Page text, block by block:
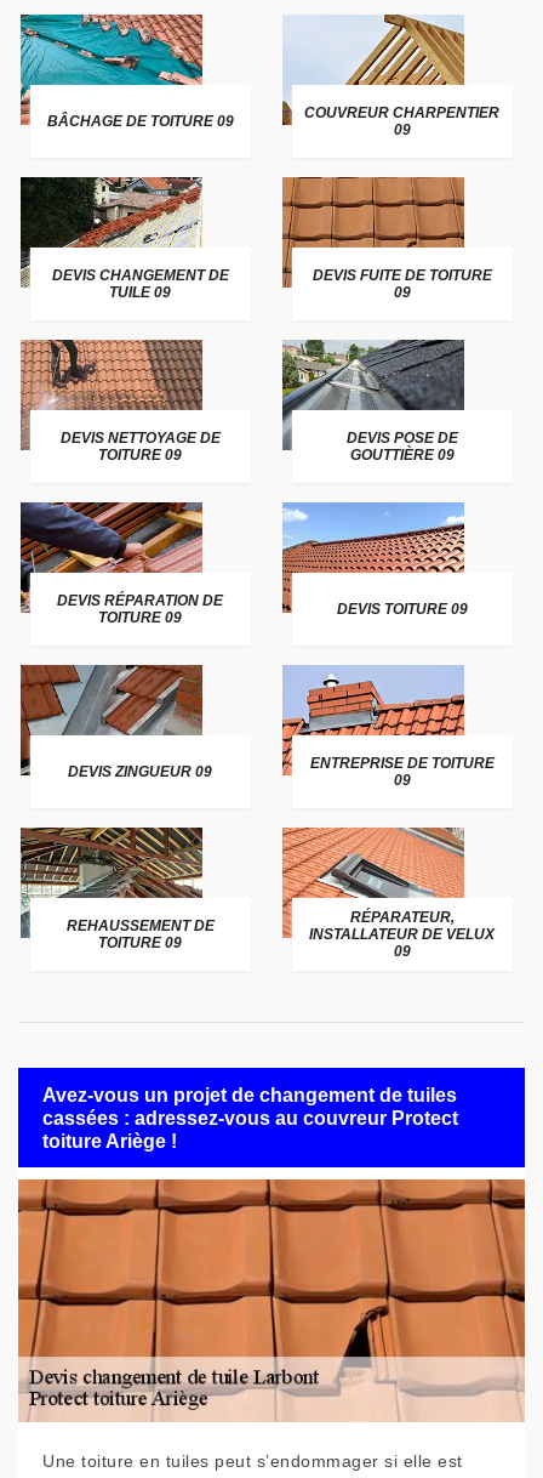
BÂCHAGE DE TOITURE 09
COUVREUR CHARPENTIER
09
DEVIS CHANGEMENT DE
TUILE 09
DEVIS FUITE DE TOITURE
09
DEVIS NETTOYAGE DE
TOITURE 09
DEVIS POSE DE
GOUTTIÈRE 09
DEVIS RÉPARATION DE
TOITURE 09
DEVIS TOITURE 09
DEVIS ZINGUEUR 09
ENTREPRISE DE TOITURE
09
REHAUSSEMENT DE
TOITURE 09
RÉPARATEUR,
INSTALLATEUR DE VELUX
09
Avez-vous un projet de changement de tuiles
cassées : adressez-vous au couvreur Protect
toiture Ariège !
Une toiture en tuiles peut s’endommager si elle est